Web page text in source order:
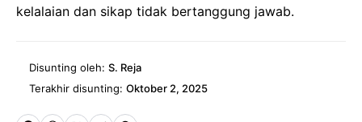
kelalaian dan sikap tidak bertanggung jawab.
Disunting oleh: S. Reja
Terakhir disunting: Oktober 2, 2025